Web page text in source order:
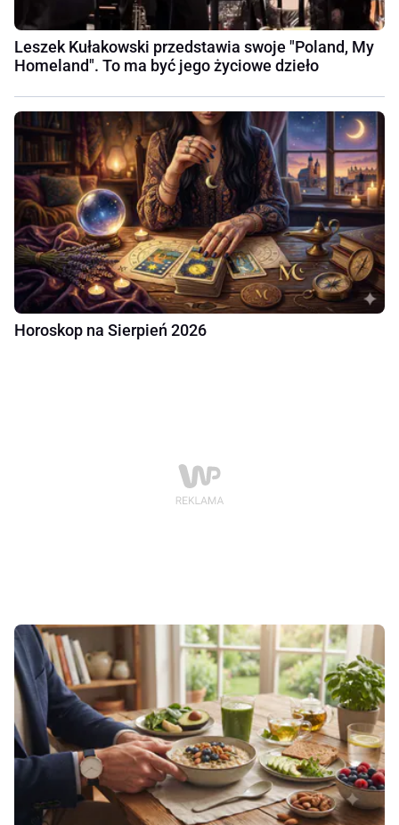
Leszek Kułakowski przedstawia swoje "Poland, My
Homeland". To ma być jego życiowe dzieło
Horoskop na Sierpień 2026